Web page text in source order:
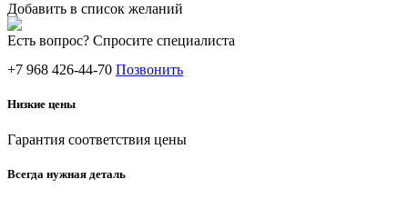
Добавить в список желаний
Есть вопрос? Спросите специалиста
+7 968 426-44-70 Позвонить
Низкие цены
Гарантия соответствия цены
Всегда нужная деталь